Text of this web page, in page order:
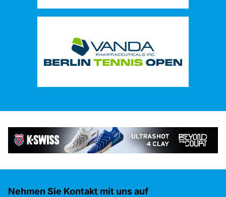
Nehmen Sie Kontakt mit uns auf